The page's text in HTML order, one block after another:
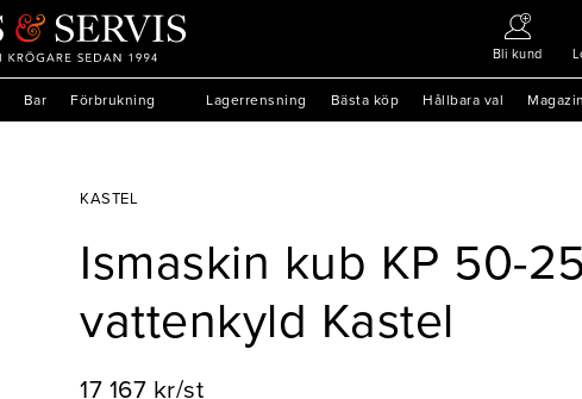
Bli kund
Bar Förbrukning Lagerrensning Bästa köp Hållbara val
KASTEL
Ismaskin kub KP 50-25
vattenkyld Kastel
17 167 kr/st